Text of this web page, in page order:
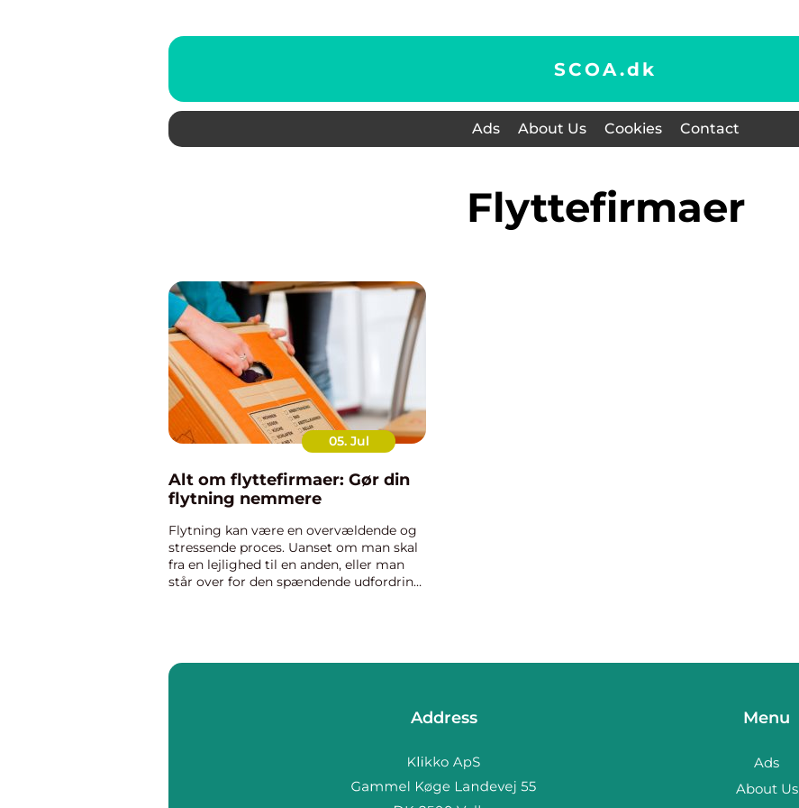
SCOA.dk
Ads About Us Cookies Contact
flyttefirmaer
05. Jul
Alt om flyttefirmaer: Gør din
flytning nemmere
Flytning kan være en overvældende og
stressende proces. Uanset om man skal
fra en lejlighed til en anden, eller man
står over for den spændende udfordring
Address Menu
Ads
About Us